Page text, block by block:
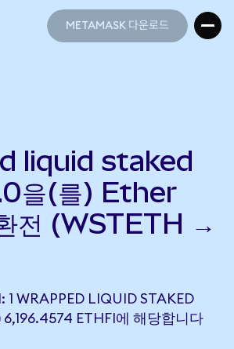
METAMASK 다운로드
liquid staked
을(를) Ether
전 (WSTETH →
1 WRAPPED LIQUID STAKED
6,196.4574 ETHFI에 해당합니다